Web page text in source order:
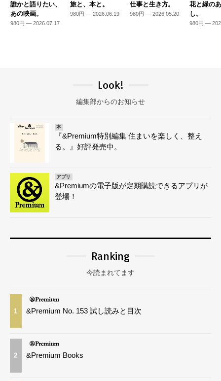
誰かと語りたい、
あの映画。
980円 — 2026.07.17
旅と、本と。
980円 — 2026.06.19
仕事と生き方。
980円 — 2026.05.20
花と緑の
し。
980円 —
Look!
編集部からのお知らせ
本
『&Premium特別編集 住まいを楽しく、整え
る。』好評発売中。
アプリ
&Premiumの電子版が定期購読できるアプリが
登場！
Ranking
今読まれてます
1 &Premium No. 153 試し読みと目次
2 &Premium Books